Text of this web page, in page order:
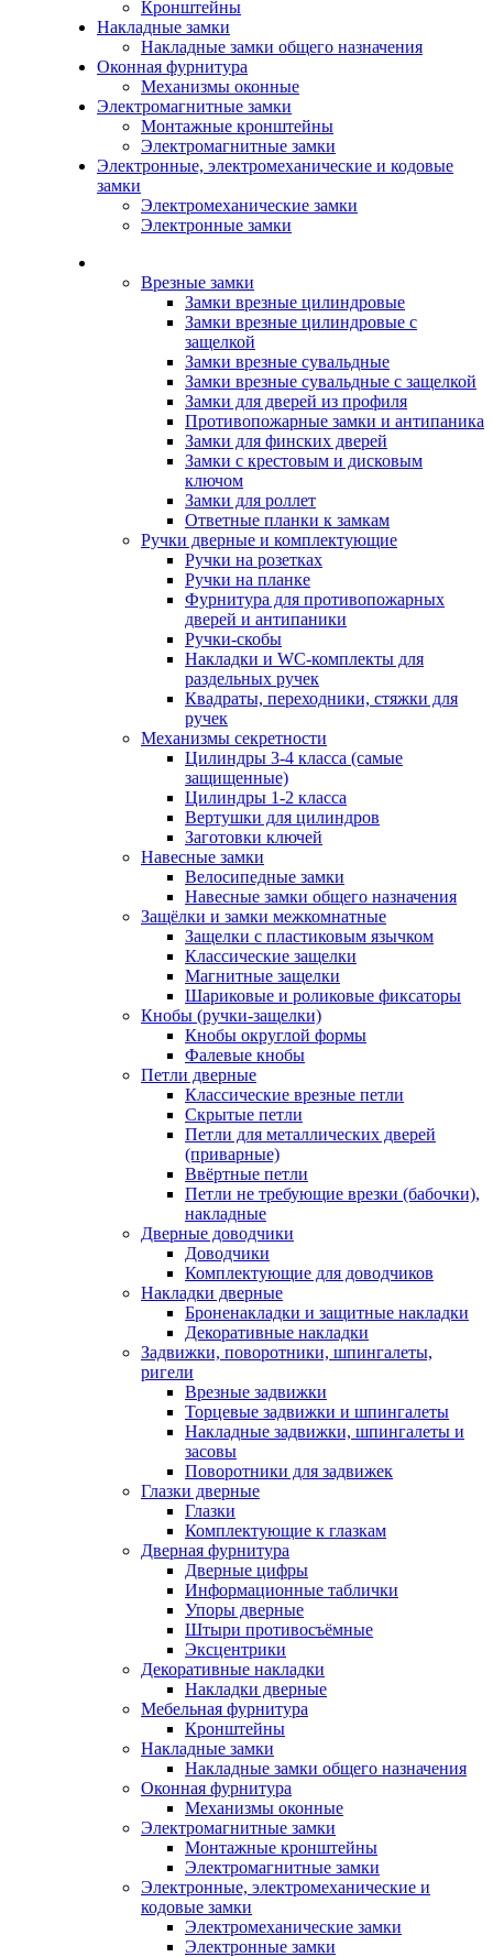
Кронштейны
Накладные замки
Накладные замки общего назначения
Оконная фурнитура
Механизмы оконные
Электромагнитные замки
Монтажные кронштейны
Электромагнитные замки
Электронные, электромеханические и кодовые
замки
Электромеханические замки
Электронные замки
Врезные замки
Замки врезные цилиндровые
Замки врезные цилиндровые с
защелкой
Замки врезные сувальдные
Замки врезные сувальдные с защелкой
Замки для дверей из профиля
Противопожарные замки и антипаника
Замки для финских дверей
Замки с крестовым и дисковым
ключом
Замки для роллет
Ответные планки к замкам
Ручки дверные и комплектующие
Ручки на розетках
Ручки на планке
Фурнитура для противопожарных
дверей и антипаники
Ручки-скобы
Накладки и WC-комплекты для
раздельных ручек
Квадраты, переходники, стяжки для
ручек
Механизмы секретности
Цилиндры 3-4 класса (самые
защищенные)
Цилиндры 1-2 класса
Вертушки для цилиндров
Заготовки ключей
Навесные замки
Велосипедные замки
Навесные замки общего назначения
Защёлки и замки межкомнатные
Защелки с пластиковым язычком
Классические защелки
Магнитные защелки
Шариковые и роликовые фиксаторы
Кнобы (ручки-защелки)
Кнобы округлой формы
Фалевые кнобы
Петли дверные
Классические врезные петли
Скрытые петли
Петли для металлических дверей
(приварные)
Ввёртные петли
Петли не требующие врезки (бабочки),
накладные
Дверные доводчики
Доводчики
Комплектующие для доводчиков
Накладки дверные
Броненакладки и защитные накладки
Декоративные накладки
Задвижки, поворотники, шпингалеты,
ригели
Врезные задвижки
Торцевые задвижки и шпингалеты
Накладные задвижки, шпингалеты и
засовы
Поворотники для задвижек
Глазки дверные
Глазки
Комплектующие к глазкам
Дверная фурнитура
Дверные цифры
Информационные таблички
Упоры дверные
Штыри противосъёмные
Эксцентрики
Декоративные накладки
Накладки дверные
Мебельная фурнитура
Кронштейны
Накладные замки
Накладные замки общего назначения
Оконная фурнитура
Механизмы оконные
Электромагнитные замки
Монтажные кронштейны
Электромагнитные замки
Электронные, электромеханические и
кодовые замки
Электромеханические замки
Электронные замки